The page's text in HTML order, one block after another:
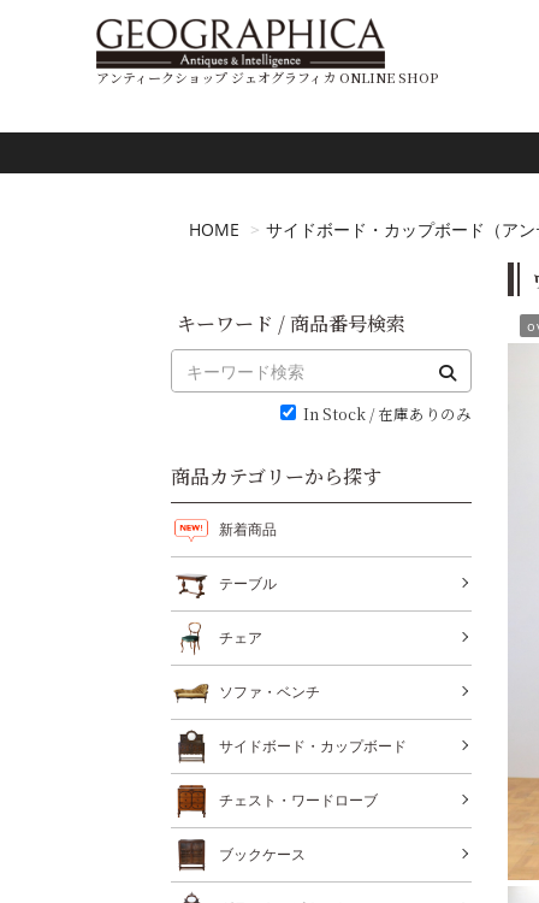
アンティークショップ ジェオグラフィカ ONLINE SHOP
HOME サイドボード・カップボード（ア
キーワード / 商品番号検索
In Stock / 在庫ありのみ
商品カテゴリーから探す
新着商品
テーブル
チェア
ソファ・ベンチ
サイドボード・カップボード
チェスト・ワードローブ
ブックケース